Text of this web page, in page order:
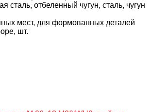
сталь, отбеленный чугун, сталь, чугун
мест, для формованных деталей
шт.